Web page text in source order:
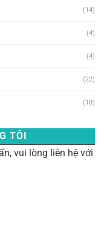
(14)
(4)
(4)
(22)
(18)
TÔI
vui lòng liên hệ với